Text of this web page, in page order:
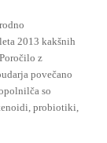
2013 kakšnih
z
povečano
so
probiotiki,